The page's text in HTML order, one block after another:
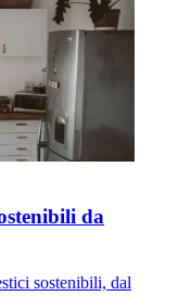
da
sostenibili, dal